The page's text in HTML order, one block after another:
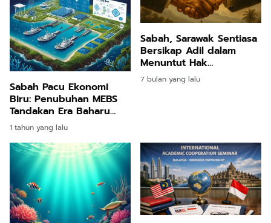
Sabah Pacu Ekonomi
Biru: Penubuhan MEBS
Tandakan Era Baharu
Pembangunan Lautan
Lestari
1 tahun yang lalu
Sabah, Sarawak Sentiasa
Bersikap Adil dalam
Menuntut Hak
Termaktub: Lau
7 bulan yang lalu